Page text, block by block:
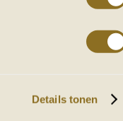
Details tonen
VERZENDEN